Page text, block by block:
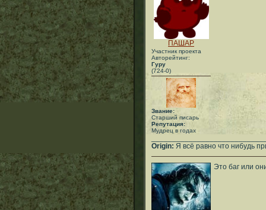
ПАШАР
Участник проекта
Авторейтинг:
Гуру
(724-0)
Звание:
Старший писарь
Репутация:
Мудрец в годах
Origin: Я всё равно что нибудь
Это баг или